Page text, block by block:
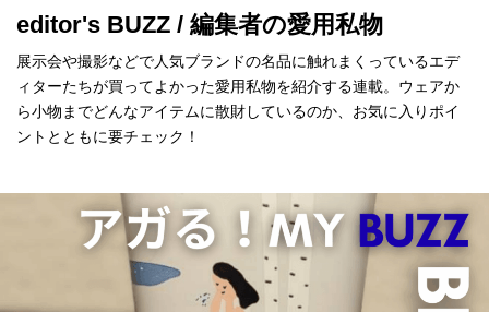
editor's BUZZ / 編集者の愛用私物
展示会や撮影などで人気ブランドの名品に触れまくっているエデ
ィターたちが買ってよかった愛用私物を紹介する連載。ウェアか
ら小物までどんなアイテムに散財しているのか、お気に入りポイ
ントとともに要チェック！